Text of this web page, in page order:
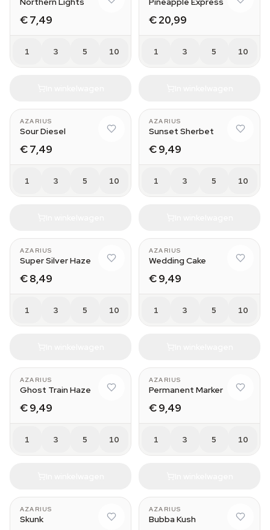
€ 7,49
1 3 5 10
€ 20,99
1 3 5 10
AZARIUS
Sour Diesel
€ 7,49
1 3 5 10
AZARIUS
Sunset Sherbet
€ 9,49
1 3 5 10
AZARIUS
Super Silver Haze
€ 8,49
1 3 5 10
AZARIUS
Wedding Cake
€ 9,49
1 3 5 10
AZARIUS
Ghost Train Haze
€ 9,49
1 3 5 10
AZARIUS
Permanent Marker
€ 9,49
1 3 5 10
AZARIUS
Skunk
AZARIUS
Bubba Kush